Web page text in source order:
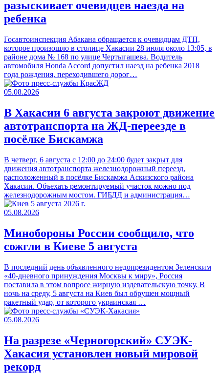
разыскивает очевидцев наезда на
ребенка
Госавтоинспекция Абакана обращается к очевидцам ДТП,
которое произошло в столице Хакасии 28 июля около 13:05, в
районе дома № 168 по улице Чертыгашева. Водитель
автомобиля Honda Accord допустил наезд на ребенка 2018
года рождения, переходившего дорог…
05.08.2026
В Хакасии 6 августа закроют движение
автотранспорта на ЖД-переезде в
посёлке Бискамжа
В четверг, 6 августа с 12:00 до 24:00 будет закрыт для
движения автотранспорта железнодорожный переезд,
расположенный в посёлке Бискамжа Аскизского района
Хакасии. Объехать ремонтируемый участок можно под
железнодорожным мостом. ГИБДД и администрация…
05.08.2026
Минобороны России сообщило, что
сожгли в Киеве 5 августа
В последний день объявленного недопрезидентом Зеленским
«40-дневного принуждения Москвы к миру», Россия
поставила в этом вопросе жирную издевательскую точку. В
ночь на среду, 5 августа на Киев был обрушен мощный
ракетный удар, от которого украинская …
05.08.2026
На разрезе «Черногорский» СУЭК-
Хакасия установлен новый мировой
рекорд